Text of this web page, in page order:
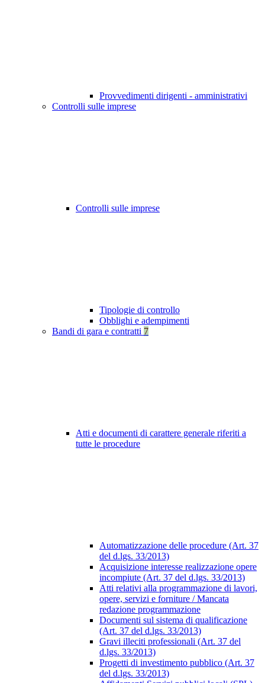
Provvedimenti dirigenti - amministrativi
Controlli sulle imprese
Controlli sulle imprese
Tipologie di controllo
Obblighi e adempimenti
Bandi di gara e contratti 7
Atti e documenti di carattere generale riferiti a
tutte le procedure
Automatizzazione delle procedure (Art. 37
del d.lgs. 33/2013)
Acquisizione interesse realizzazione opere
incompiute (Art. 37 del d.lgs. 33/2013)
Atti relativi alla programmazione di lavori,
opere, servizi e forniture / Mancata
redazione programmazione
Documenti sul sistema di qualificazione
(Art. 37 del d.lgs. 33/2013)
Gravi illeciti professionali (Art. 37 del
d.lgs. 33/2013)
Progetti di investimento pubblico (Art. 37
del d.lgs. 33/2013)